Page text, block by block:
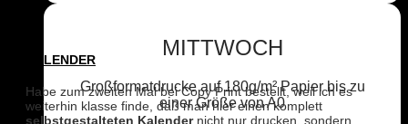
MITTWOCH
Großformatdrucke auf 180g/m² Papier bis zu
einer Größe von A0
KALENDER
Habe zum zweiten Mal bei Copy Print bestellt, weil ich es
weiterhin klasse finde, daß man hier einen komplett
selbstgestalteten Kalendernicht nur drucken, sondern